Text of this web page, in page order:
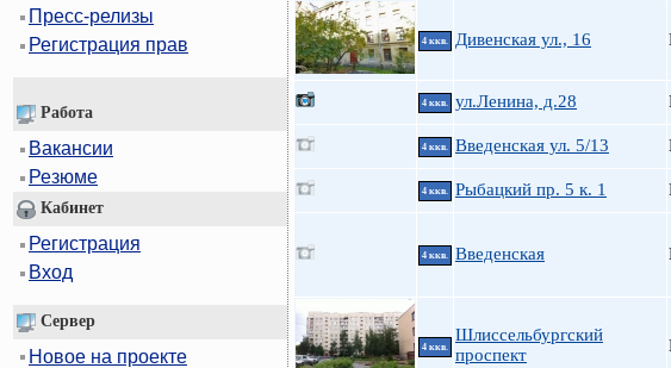
Пресс-релизы
Регистрация прав
Работа
Вакансии
Резюме
Кабинет
Регистрация
Вход
Сервер
Новое на проекте
4 ккв. Дивенская ул., 16
4 ккв. ул.Ленина, д.28
4 ккв. Введенская ул. 5/13
4 ккв. Рыбацкий пр. 5 к. 1
4 ккв. Введенская
4 ккв.
Шлиссельбургский
проспект